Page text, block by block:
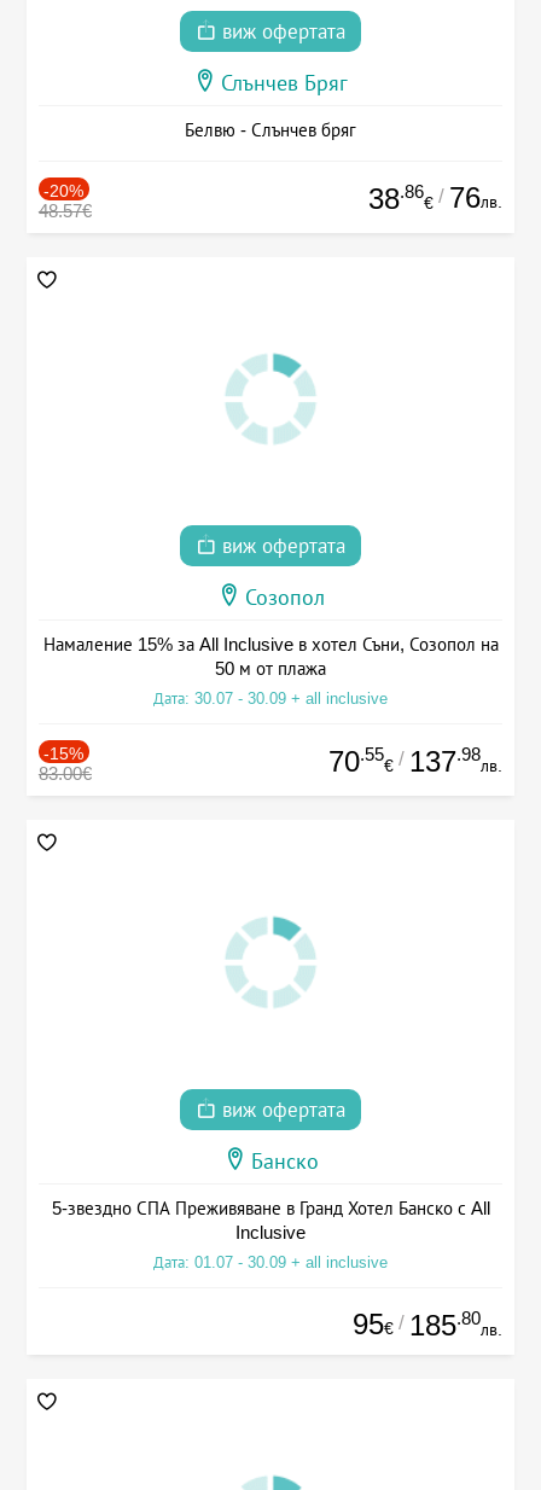
виж офертата
Слънчев Бряг
Белвю - Слънчев бряг
-20%
48.57€ 38.86
€ / 76лв.
виж офертата
Созопол
Намаление 15% за All Inclusive в хотел Съни, Созопол на
50 м от плажа
Дата: 30.07 - 30.09 + all inclusive
-15%
83.00€ 70.55
€ / 137.98
лв.
виж офертата
Банско
5-звездно СПА Преживяване в Гранд Хотел Банско с All
Inclusive
Дата: 01.07 - 30.09 + all inclusive
95€ / 185.80
лв.